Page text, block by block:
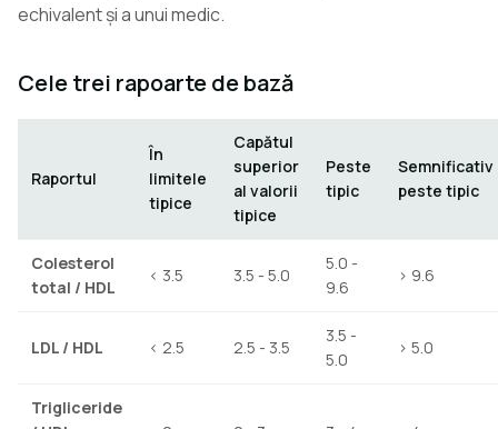
echivalent și a unui medic.
Cele trei rapoarte de bază
Raportul
În
limitele
tipice
Capătul
superior
al valorii
tipice
Peste
tipic
Semnificativ
peste tipic
Colesterol
total / HDL
< 3.5 3.5 - 5.0
5.0 -
9.6
> 9.6
LDL / HDL < 2.5 2.5 - 3.5
3.5 -
5.0
> 5.0
Trigliceride